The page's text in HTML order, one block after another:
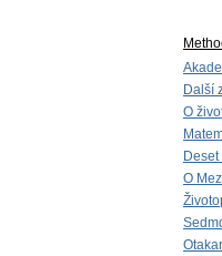
Další
O
O